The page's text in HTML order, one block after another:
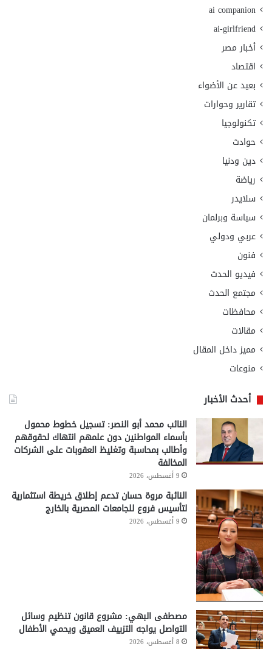
ai companion
ai-girlfriend
أخبار مصر
اقتصاد
بعيد عن الأضواء
تقارير وحوارات
تكنولوجيا
حوادث
دين ودنيا
رياضة
سلايدر
سياسة وبرلمان
عربي ودولي
فنون
فيديو الحدث
مجتمع الحدث
محافظات
مقالات
مميز داخل المقال
منوعات
أحدث الأخبار
النائب محمد أبو النصر: تسجيل خطوط محمول
بأسماء المواطنين دون علمهم انتهاك لحقوقهم
وأطالب بمحاسبة وتغليظ العقوبات على الشركات
المخالفة
9 أغسطس، 2026
النائبة مروة حسان تدعم إطلاق خريطة استثمارية
لتأسيس فروع للجامعات المصرية بالخارج
9 أغسطس، 2026
مصطفى البهي: مشروع قانون تنظيم وسائل
التواصل يواجه التزييف العميق ويحمي الأطفال
8 أغسطس، 2026